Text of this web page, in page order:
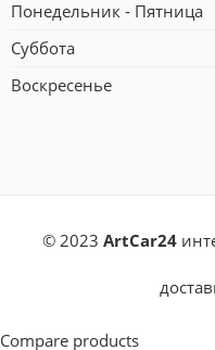
Понедельник - Пятница
Суббота
Воскресенье
© 2023 ArtCar24
Compare products